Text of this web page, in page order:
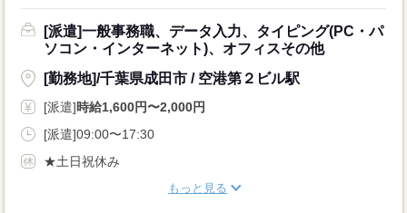
[派遣]一般事務職、データ入力、タイピング(PC・パ
ソコン・インターネット)、オフィスその他
[勤務地]/千葉県成田市 / 空港第２ビル駅
[派遣]時給1,600円〜2,000円
[派遣]09:00〜17:30
★土日祝休み
もっと見る